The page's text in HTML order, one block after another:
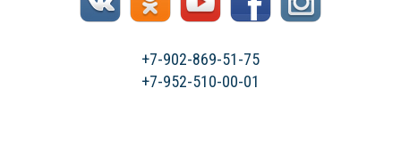
+7-902-869-51-75
+7-952-510-00-01